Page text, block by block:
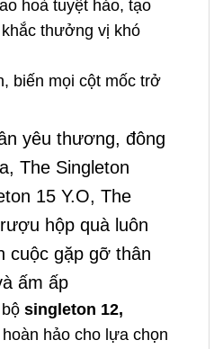
hoà tuyệt hảo, tạo
thưởng vị khó
biến mọi cột mốc trở
yêu thương, đông
The Singleton
15 Y.O, The
hộp quà luôn
cuộc gặp gỡ thân
ấm ấp
singleton 12,
hoàn hảo cho lựa chọn